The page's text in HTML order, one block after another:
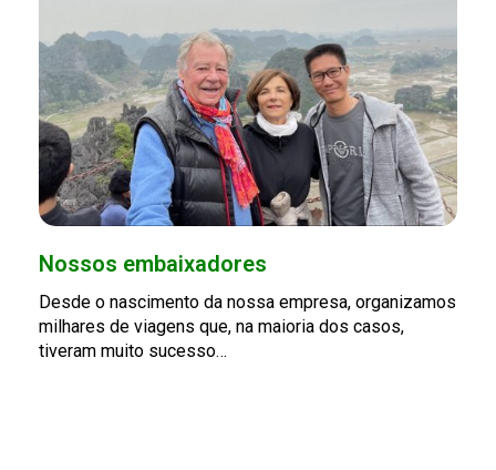
Nossos embaixadores
Desde o nascimento da nossa empresa, organizamos
milhares de viagens que, na maioria dos casos,
tiveram muito sucesso…